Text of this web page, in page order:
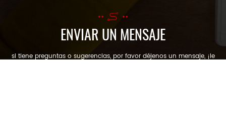
ENVIAR UN MENSAJE
si tiene preguntas o sugerencias, por favor déjenos un mensaje, ¡le